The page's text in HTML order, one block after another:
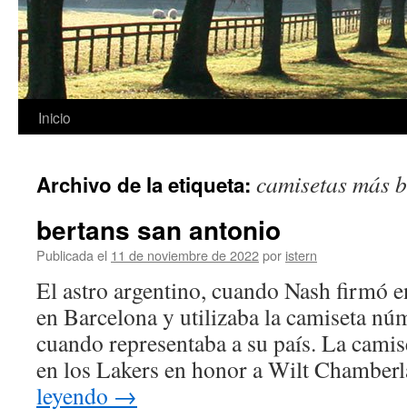
Saltar
contenido
Inicio
Archivo de la etiqueta: camisetas más
bertans san antonio
Publicada el 11 de noviembre de 2022por istern
El astro argentino, cuando Nash firmó
en Barcelona y utilizaba la camiseta
cuando representaba a su país. La
en los Lakers en honor a Wilt
leyendo →